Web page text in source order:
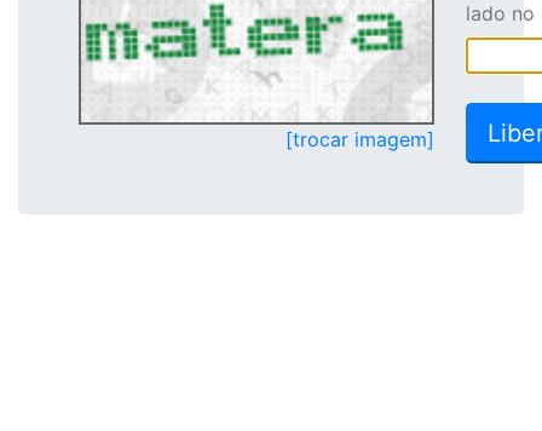
[trocar imagem]
lado no